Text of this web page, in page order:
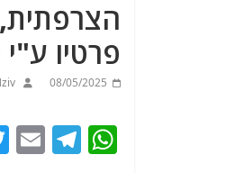
הצרפתית,
פרטיו
08/05/2025
W
T
E